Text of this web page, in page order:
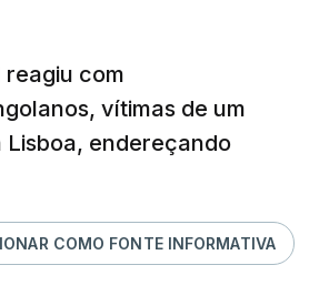
reagiu com
vítimas de um
Lisboa, endereçando
COMO FONTE INFORMATIVA